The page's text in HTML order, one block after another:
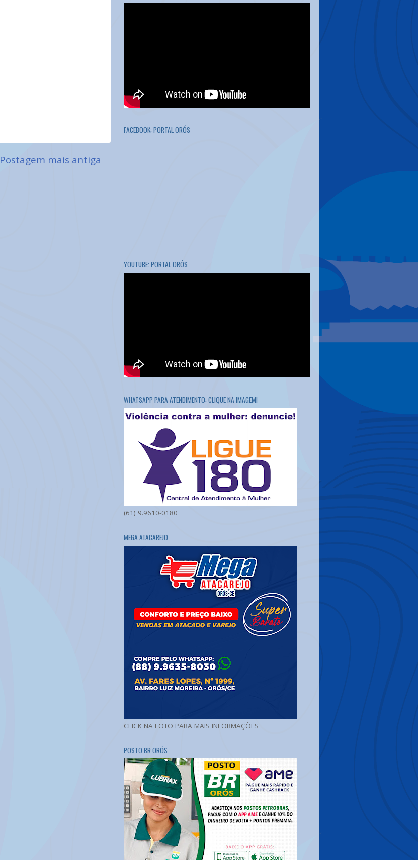
Postagem mais antiga
FACEBOOK: PORTAL ORÓS
YOUTUBE: PORTAL ORÓS
WHATSAPP PARA ATENDIMENTO: CLIQUE NA IMAGEM!
(61) 9.9610-0180
MEGA ATACAREJO
CLICK NA FOTO PARA MAIS INFORMAÇÕES
POSTO BR ORÓS